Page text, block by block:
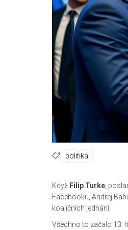
politika
Když Filip Turke
Facebooku, Andrej
koaličních jednání.
Všechno to začalo 13.